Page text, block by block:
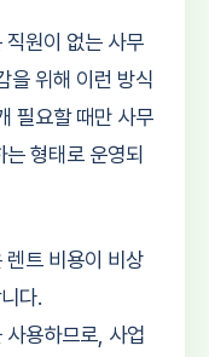
직원이 없는 사무
을 위해 이런 방식
필요할 때만 사무
형태로 운영되
렌트 비용이 비상
다.
사용하므로, 사업